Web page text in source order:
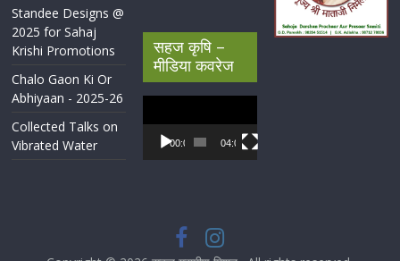
Standee Designs @
2025 for Sahaj
Krishi Promotions
Chalo Gaon Ki Or
Abhiyaan - 2025-26
Collected Talks on
Vibrated Water
सहज कृषि –
मीडिया कवरेज
Player
00:00 04:07